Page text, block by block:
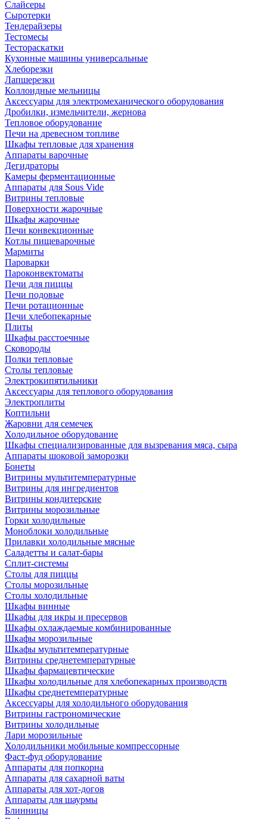
Слайсеры
Сыротерки
Тендерайзеры
Тестомесы
Тестораскатки
Кухонные машины универсальные
Хлеборезки
Лапшерезки
Коллоидные мельницы
Аксессуары для электромеханического оборудования
Дробилки, измельчители, жернова
Тепловое оборудование
Печи на древесном топливе
Шкафы тепловые для хранения
Аппараты варочные
Дегидраторы
Камеры ферментационные
Аппараты для Sous Vide
Витрины тепловые
Поверхности жарочные
Шкафы жарочные
Печи конвекционные
Котлы пищеварочные
Мармиты
Пароварки
Пароконвектоматы
Печи для пиццы
Печи подовые
Печи ротационные
Печи хлебопекарные
Плиты
Шкафы расстоечные
Сковороды
Полки тепловые
Столы тепловые
Электрокипятильники
Аксессуары для теплового оборудования
Электроплиты
Коптильни
Жаровни для семечек
Холодильное оборудование
Шкафы специализированные для вызревания мяса, сыра
Аппараты шоковой заморозки
Бонеты
Витрины мультитемпературные
Витрины для ингредиентов
Витрины кондитерские
Витрины морозильные
Горки холодильные
Моноблоки холодильные
Прилавки холодильные мясные
Саладетты и салат-бары
Сплит-системы
Столы для пиццы
Столы морозильные
Столы холодильные
Шкафы винные
Шкафы для икры и пресервов
Шкафы охлаждаемые комбинированные
Шкафы морозильные
Шкафы мультитемпературные
Витрины среднетемпературные
Шкафы фармацевтические
Шкафы холодильные для хлебопекарных производств
Шкафы среднетемпературные
Аксессуары для холодильного оборудования
Витрины гастрономические
Витрины холодильные
Лари морозильные
Холодильники мобильные компрессорные
Фаст-фуд оборудование
Аппараты для попкорна
Аппараты для сахарной ваты
Аппараты для хот-догов
Аппараты для шаурмы
Блинницы